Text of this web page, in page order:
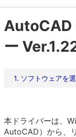
AutoCAD
ー
1. ソフトウェアを
本ドライバーは、
AutoCAD）から、